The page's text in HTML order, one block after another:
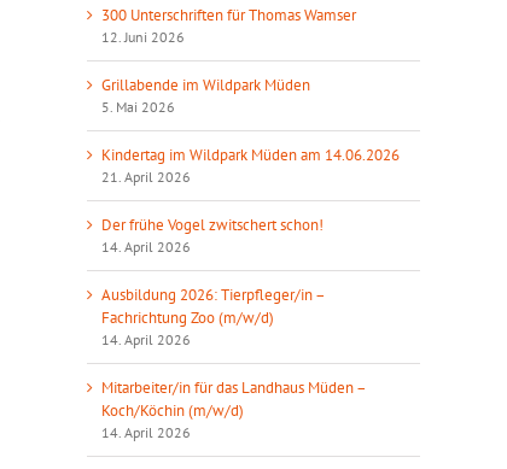
300 Unterschriften für Thomas Wamser
12. Juni 2026
Grillabende im Wildpark Müden
5. Mai 2026
Kindertag im Wildpark Müden am 14.06.2026
21. April 2026
Der frühe Vogel zwitschert schon!
14. April 2026
Ausbildung 2026: Tierpfleger/in –
Fachrichtung Zoo (m/w/d)
14. April 2026
Mitarbeiter/in für das Landhaus Müden –
Koch/Köchin (m/w/d)
14. April 2026